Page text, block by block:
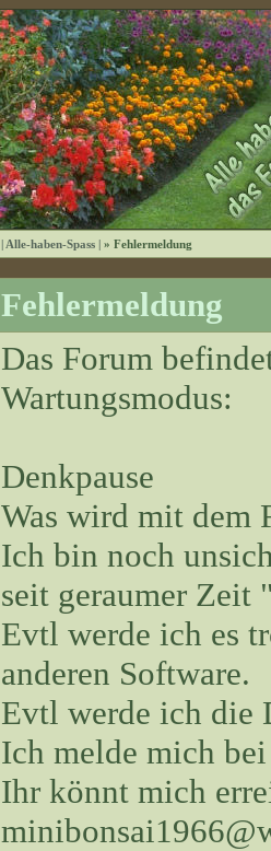
| Alle-haben-Spass | » Fehlermeldung
Fehlermeldung
Das Forum
Wartungsmodus:
Denkpause
Was wird mit dem
Ich bin noch
seit geraumer Zeit
Evtl werde ich es
anderen Software.
Evtl werde ich die
Ich melde mich
Ihr könnt mich